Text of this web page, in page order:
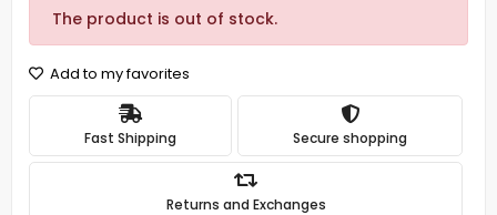
The product is out of stock.
Add to my favorites
Fast Shipping Secure shopping
Returns and Exchanges